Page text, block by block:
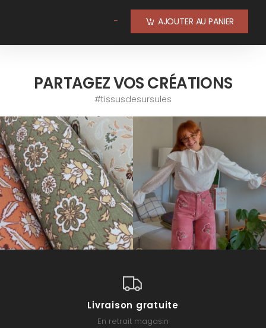
- AJOUTER AU PANIER
PARTAGEZ VOS CRÉATIONS
#tissusdesursules
Livraison gratuite
En retrait magasin